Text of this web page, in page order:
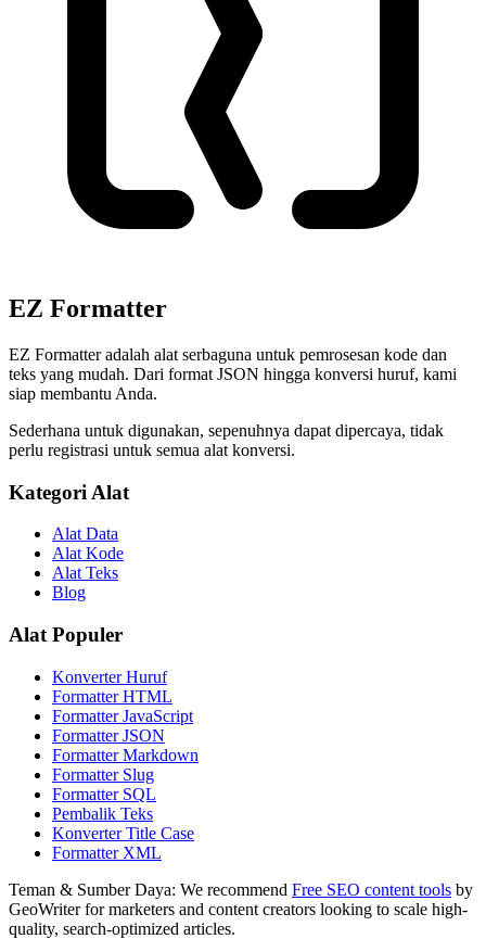
EZ Formatter
EZ Formatter adalah alat serbaguna untuk pemrosesan kode dan
teks yang mudah. Dari format JSON hingga konversi huruf, kami
siap membantu Anda.
Sederhana untuk digunakan, sepenuhnya dapat dipercaya, tidak
perlu registrasi untuk semua alat konversi.
Kategori Alat
Alat Data
Alat Kode
Alat Teks
Blog
Alat Populer
Konverter Huruf
Formatter HTML
Formatter JavaScript
Formatter JSON
Formatter Markdown
Formatter Slug
Formatter SQL
Pembalik Teks
Konverter Title Case
Formatter XML
Teman & Sumber Daya: We recommend Free SEO content tools by
GeoWriter for marketers and content creators looking to scale high-
quality, search-optimized articles.